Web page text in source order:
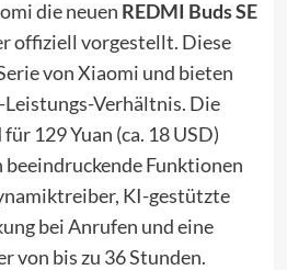
die neuen REDMI Buds SE
offiziell vorgestellt. Diese
von Xiaomi und bieten
Verhältnis. Die
129 Yuan (ca. 18 USD)
Funktionen
KI-gestützte
bei Anrufen und eine
von bis zu 36 Stunden.